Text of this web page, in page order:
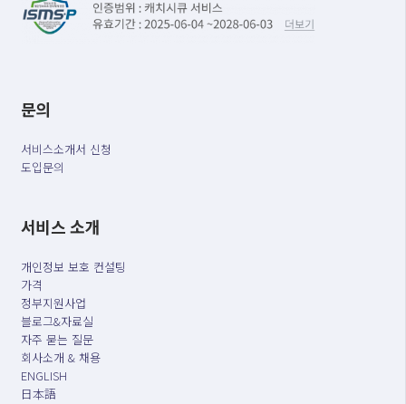
문의
서비스소개서 신청
도입문의
서비스 소개
개인정보 보호 컨설팅
가격
정부지원사업
블로그&자료실
자주 묻는 질문
회사소개 & 채용
ENGLISH
日本語